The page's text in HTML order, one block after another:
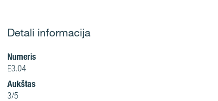
Detali informacija
Numeris
E3.04
Aukštas
3/5